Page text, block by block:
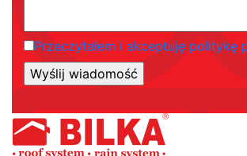
Przeczytałem i akceptuję politykę